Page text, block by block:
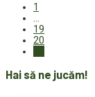
1
19
20
Hai să ne jucăm!